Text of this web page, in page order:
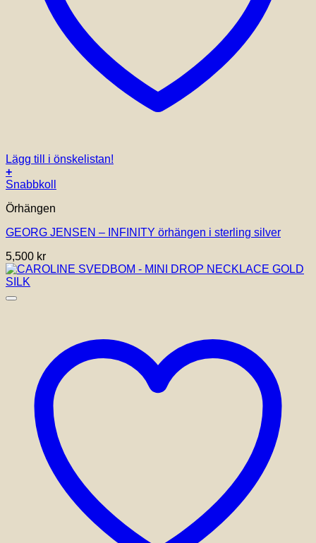
Lägg till i önskelistan!
+
Snabbkoll
Örhängen
GEORG JENSEN – INFINITY örhängen i sterling silver
5,500 kr